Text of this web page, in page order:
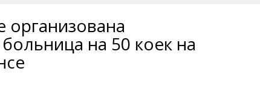
о Колыме
экрана. Заставки
вебкамеры в Магадане
Фотоальбом
Профсоюзы
организована
на 50 коек на